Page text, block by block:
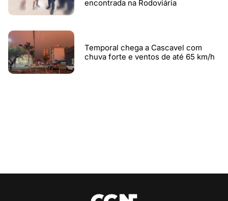
encontrada na Rodoviária
Temporal chega a Cascavel com
chuva forte e ventos de até 65 km/h